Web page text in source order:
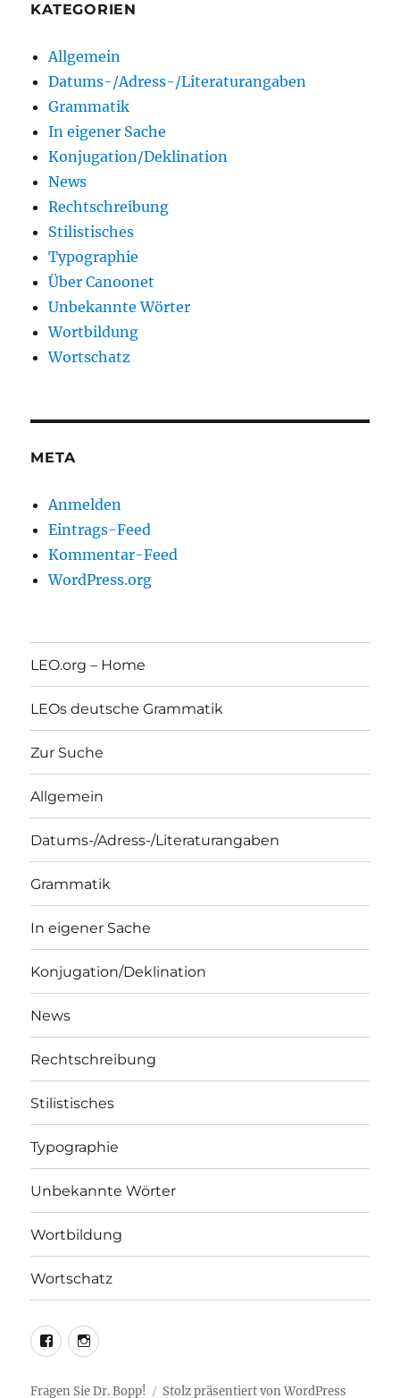
KATEGORIEN
Allgemein
Datums-/Adress-/Literaturangaben
Grammatik
In eigener Sache
Konjugation/Deklination
News
Rechtschreibung
Stilistisches
Typographie
Über Canoonet
Unbekannte Wörter
Wortbildung
Wortschatz
META
Anmelden
Eintrags-Feed
Kommentar-Feed
WordPress.org
LEO.org – Home
LEOs deutsche Grammatik
Zur Suche
Allgemein
Datums-/Adress-/Literaturangaben
Grammatik
In eigener Sache
Konjugation/Deklination
News
Rechtschreibung
Stilistisches
Typographie
Unbekannte Wörter
Wortbildung
Wortschatz
LEO@Facebook
LEO@Instagram
Fragen Sie Dr. Bopp! Stolz präsentiert von WordPress